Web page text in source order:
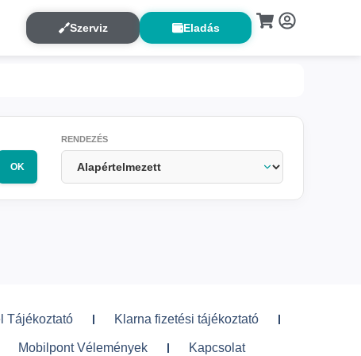
Szerviz Eladás
OK
RENDEZÉS
Tájékoztató Klarna fizetési tájékoztató
Mobilpont Vélemények Kapcsolat